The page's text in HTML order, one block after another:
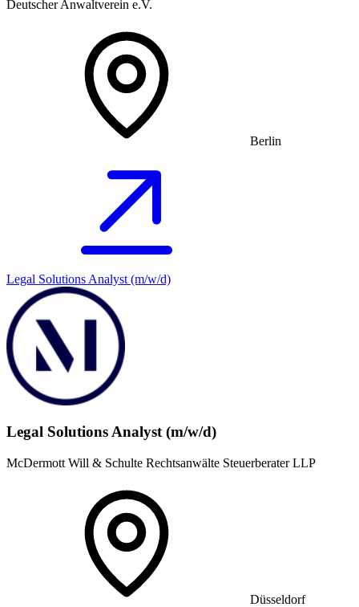
Deutscher Anwaltverein e.V.
Berlin
Legal Solutions Analyst (m/w/d)
Legal Solutions Analyst (m/w/d)
McDermott Will & Schulte Rechtsanwälte Steuerberater LLP
Düsseldorf